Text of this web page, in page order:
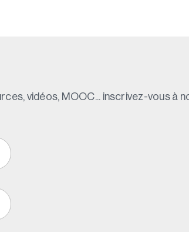
vidéos, MOOC... inscrivez-vous à